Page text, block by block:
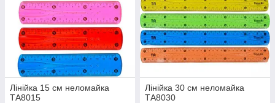
Лінійка 15 см неломайка
ТА8015
Лінійка 30 см неломайка
ТА8030